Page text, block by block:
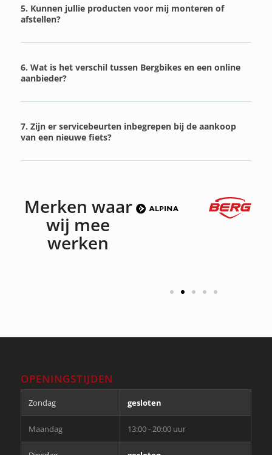
5. Kunnen jullie producten voor mij monteren of
afstellen?
6. Wat is het verschil tussen Bergbikes en een online
aanbieder?
7. Zijn er servicebeurten inbegrepen bij de aankoop
van een nieuwe fiets?
Merken waar
wij mee
werken
OPENINGSTIJDEN
Zondag gesloten
Maandag 13:00 - 20:00 uur